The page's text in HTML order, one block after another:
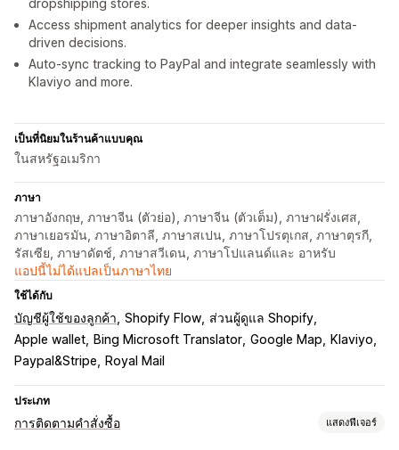
dropshipping stores.
Access shipment analytics for deeper insights and data-
driven decisions.
Auto-sync tracking to PayPal and integrate seamlessly with
Klaviyo and more.
เป็นที่นิยมในร้านค้าแบบคุณ
ในสหรัฐอเมริกา
ภาษา
ภาษาอังกฤษ, ภาษาจีน (ตัวย่อ), ภาษาจีน (ตัวเต็ม), ภาษาฝรั่งเศส,
ภาษาเยอรมัน, ภาษาอิตาลี, ภาษาสเปน, ภาษาโปรตุเกส, ภาษาตุรกี,
รัสเซีย, ภาษาดัตช์, ภาษาสวีเดน, ภาษาโปแลนด์และ อาหรับ
แอปนี้ไม่ได้แปลเป็นภาษาไทย
ใช้ได้กับ
บัญชีผู้ใช้ของลูกค้า Shopify Flow ส่วนผู้ดูแล Shopify
Apple wallet
Bing Microsoft Translator Google Map
Klaviyo
Paypal&Stripe
Royal Mail
ประเภท
การติดตามคำสั่งซื้อ แสดงฟีเจอร์